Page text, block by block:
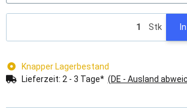
Stk
Knapper Lagerbestand
Lieferzeit: 2 - 3 Tage* (DE - Ausland